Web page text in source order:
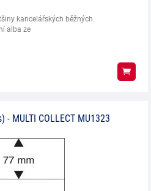
kancelářských běžných
alba ze
MULTI COLLECT MU1323